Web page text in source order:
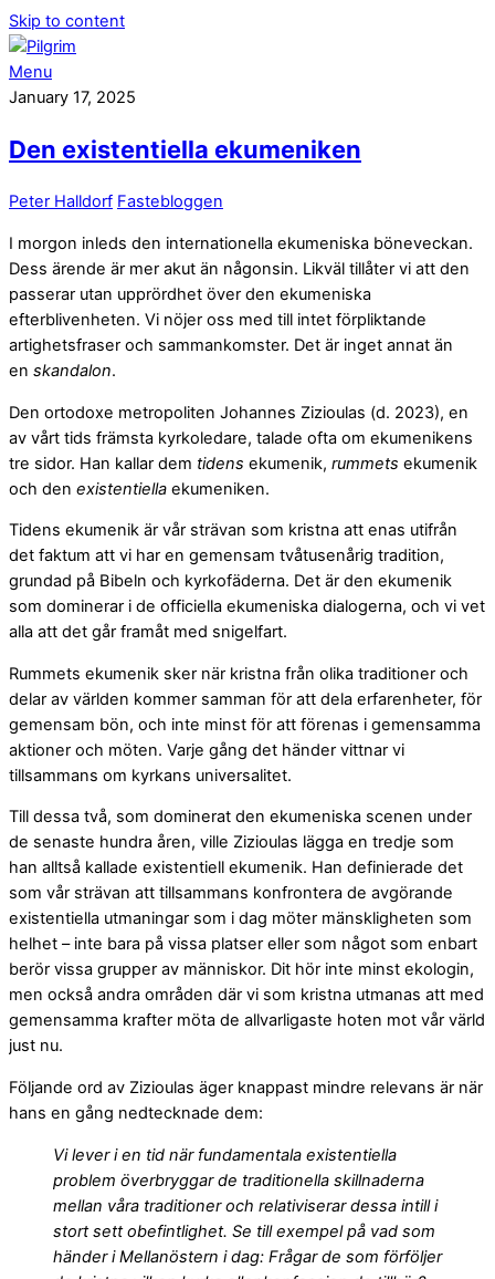
Skip to content
Menu
January 17, 2025
Den existentiella ekumeniken
Peter Halldorf Fastebloggen
I morgon inleds den internationella ekumeniska böneveckan.
Dess ärende är mer akut än någonsin. Likväl tillåter vi att den
passerar utan upprördhet över den ekumeniska
efterblivenheten. Vi nöjer oss med till intet förpliktande
artighetsfraser och sammankomster. Det är inget annat än
en skandalon.
Den ortodoxe metropoliten Johannes Zizioulas (d. 2023), en
av vårt tids främsta kyrkoledare, talade ofta om ekumenikens
tre sidor. Han kallar dem tidens ekumenik, rummets ekumenik
och den existentiella ekumeniken.
Tidens ekumenik är vår strävan som kristna att enas utifrån
det faktum att vi har en gemensam tvåtusenårig tradition,
grundad på Bibeln och kyrkofäderna. Det är den ekumenik
som dominerar i de officiella ekumeniska dialogerna, och vi vet
alla att det går framåt med snigelfart.
Rummets ekumenik sker när kristna från olika traditioner och
delar av världen kommer samman för att dela erfarenheter, för
gemensam bön, och inte minst för att förenas i gemensamma
aktioner och möten. Varje gång det händer vittnar vi
tillsammans om kyrkans universalitet.
Till dessa två, som dominerat den ekumeniska scenen under
de senaste hundra åren, ville Zizioulas lägga en tredje som
han alltså kallade existentiell ekumenik. Han definierade det
som vår strävan att tillsammans konfrontera de avgörande
existentiella utmaningar som i dag möter mänskligheten som
helhet – inte bara på vissa platser eller som något som enbart
berör vissa grupper av människor. Dit hör inte minst ekologin,
men också andra områden där vi som kristna utmanas att med
gemensamma krafter möta de allvarligaste hoten mot vår värld
just nu.
Följande ord av Zizioulas äger knappast mindre relevans är när
hans en gång nedtecknade dem:
Vi lever i en tid när fundamentala existentiella
problem överbryggar de traditionella skillnaderna
mellan våra traditioner och relativiserar dessa intill i
stort sett obefintlighet. Se till exempel på vad som
händer i Mellanöstern i dag: Frågar de som förföljer